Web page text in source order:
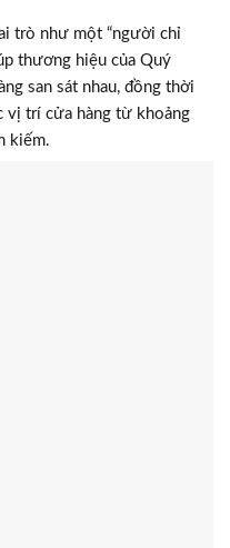
trò như một “người chỉ
thương hiệu của Quý
san sát nhau, đồng thời
vị trí cửa hàng từ khoảng
kiếm.